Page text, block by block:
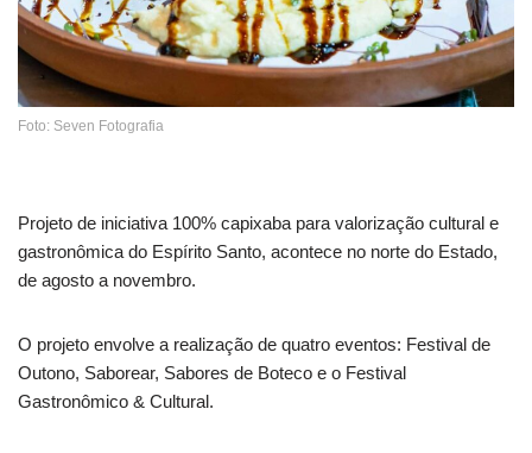
Foto: Seven Fotografia
Projeto de iniciativa 100% capixaba para valorização cultural e
gastronômica do Espírito Santo, acontece no norte do Estado,
de agosto a novembro.
O projeto envolve a realização de quatro eventos: Festival de
Outono, Saborear, Sabores de Boteco e o Festival
Gastronômico & Cultural.